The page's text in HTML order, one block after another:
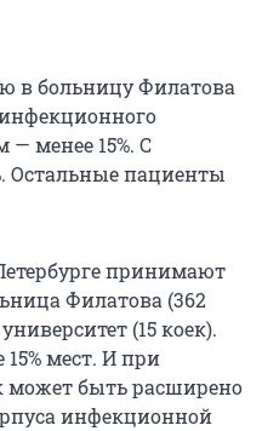
в больницу Филатова
менее 15%. С
Остальные пациенты
принимают
Филатова (362
(15 коек).
мест. И при
может быть расширено
инфекционной